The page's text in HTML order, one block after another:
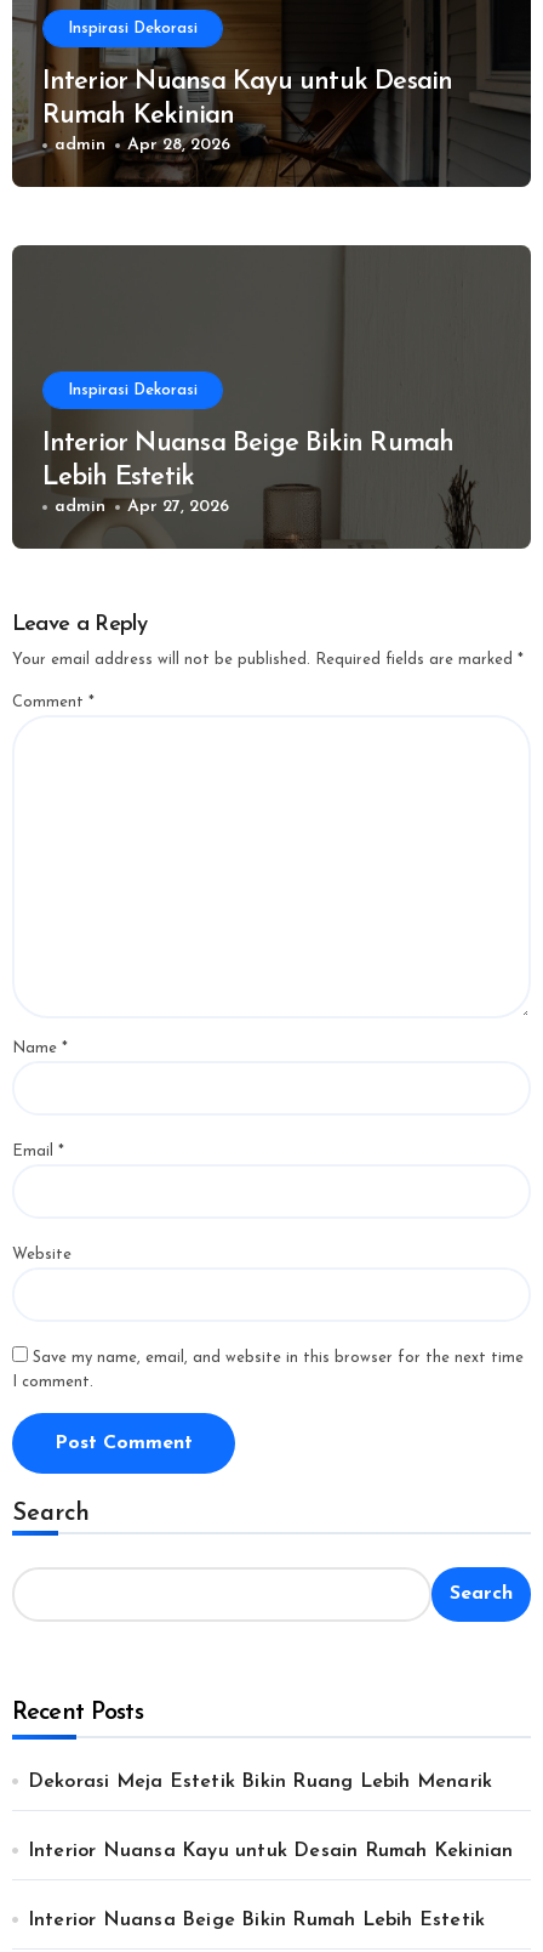
Inspirasi Dekorasi
Interior Nuansa Kayu untuk Desain
Rumah Kekinian
admin Apr 28, 2026
Inspirasi Dekorasi
Interior Nuansa Beige Bikin Rumah
Lebih Estetik
admin Apr 27, 2026
Leave a Reply
Your email address will not be published. Required fields are marked *
Comment *
Name *
Email *
Website
Save my name, email, and website in this browser for the next time
I comment.
Search
Search
Recent Posts
Dekorasi Meja Estetik Bikin Ruang Lebih Menarik
Interior Nuansa Kayu untuk Desain Rumah Kekinian
Interior Nuansa Beige Bikin Rumah Lebih Estetik